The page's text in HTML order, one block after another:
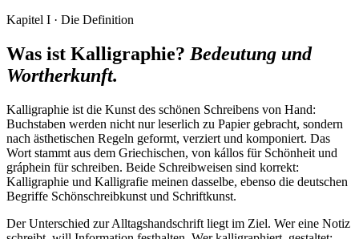
Kapitel I · Die Definition
Was ist Kalligraphie? Bedeutung und
Wortherkunft.
Kalligraphie ist die Kunst des schönen Schreibens von Hand:
Buchstaben werden nicht nur leserlich zu Papier gebracht, sondern
nach ästhetischen Regeln geformt, verziert und komponiert. Das
Wort stammt aus dem Griechischen, von kállos für Schönheit und
gráphein für schreiben. Beide Schreibweisen sind korrekt:
Kalligraphie und Kalligrafie meinen dasselbe, ebenso die deutschen
Begriffe Schönschreibkunst und Schriftkunst.
Der Unterschied zur Alltagshandschrift liegt im Ziel. Wer eine Notiz